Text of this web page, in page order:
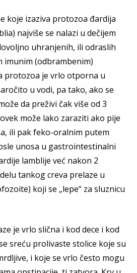
koje izaziva protozoa đardija
najviše se nalazi u dečijem
uhranjenih, ili odraslih
imunim (odbrambenim)
protozoa je vrlo otporna u
u vodi, pa tako, ako se
da preživi čak više od 3
može lako zaraziti ako pije
ili pak feko-oralnim putem
unosa u gastrointestinalni
lamblije već nakon 2
tankog creva prelaze u
koji se „lepe“ za sluznicu
je vrlo slična i kod dece i kod
sreću prolivaste stolice koje su
i koje se vrlo često mogu